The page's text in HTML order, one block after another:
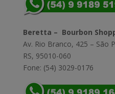
Beretta – Bourbon
Av. Rio Branco, 425 – São
RS, 95010-060
Fone: (54) 3029-0176